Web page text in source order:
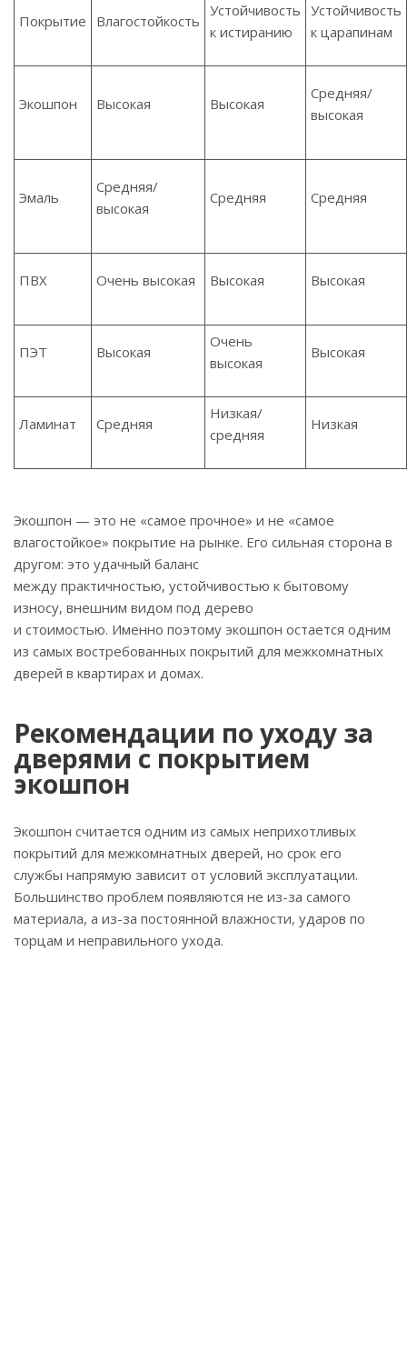
Покрытие Влагостойкость
Устойчивость
к истиранию
Устойчивость
к царапинам
Экошпон Высокая Высокая
Средняя/
высокая
Эмаль
Средняя/
высокая
Средняя Средняя
ПВХ Очень высокая Высокая Высокая
ПЭТ Высокая
Очень
высокая
Высокая
Ламинат Средняя
Низкая/
средняя
Низкая
Экошпон — это не «самое прочное» и не «самое
влагостойкое» покрытие на рынке. Его сильная сторона в
другом: это удачный баланс
между практичностью, устойчивостью к бытовому
износу, внешним видом под дерево
и стоимостью. Именно поэтому экошпон остается одним
из самых востребованных покрытий для межкомнатных
дверей в квартирах и домах.
Рекомендации по уходу за
дверями с покрытием
экошпон
Экошпон считается одним из самых неприхотливых
покрытий для межкомнатных дверей, но срок его
службы напрямую зависит от условий эксплуатации.
Большинство проблем появляются не из-за самого
материала, а из-за постоянной влажности, ударов по
торцам и неправильного ухода.